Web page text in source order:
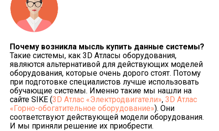
Почему возникла мысль купить данные системы?
Такие системы, как 3D Атласы оборудования,
являются альтернативой для действующих моделей
оборудования, которые очень дорого стоят. Потому
при подготовке специалистов лучше использовать
обучающие системы. Именно такие мы нашли на
сайте SIKE (3D Атлас «Электродвигатели», 3D Атлас
«Горно-обогатительное оборудование»). Они
соответствуют действующей модели оборудования.
И мы приняли решение их приобрести.